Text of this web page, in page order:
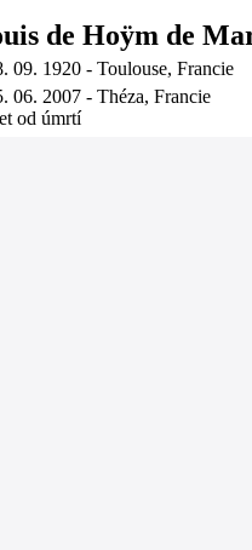
de Hoÿm de
09. 1920 - Toulouse, Francie
06. 2007 - Théza, Francie
od úmrtí